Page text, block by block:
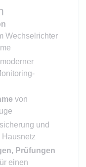
Wechselrichter
von
und
Hausnetz
Prüfungen
einen